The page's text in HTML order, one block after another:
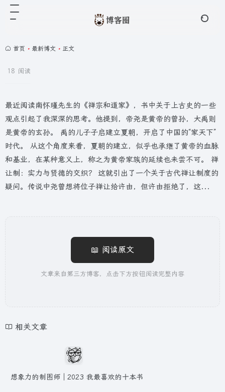
首页 • 最新博文 • 正文
18 阅读
最近阅读南怀瑾先生的《禅宗和道家》，书中关于上古史的一些
观点引起了我深深的思考。他提到，帝尧是黄帝的曾孙，大禹则
是黄帝的玄孙。 禹的儿子子启建立夏朝，开启了中国的“家天下”
时代。 从这个角度来看，夏朝的建立，似乎也承继了黄帝的血脉
和基业，在某种意义上，称之为黄帝家族的延续也未尝不可。 禅
让制：实力与贤德的交织？ 这就引出了一个关于古代禅让制度的
疑问。传说中尧曾想将位子禅让给许由，但许由拒绝了，这...
📖 阅读原文
文章来自第三方博客，点击下方按钮阅读完整内容
相关文章
想象力的制图师｜2023 我最喜欢的十本书